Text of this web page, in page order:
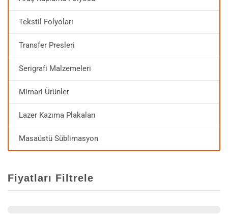
Tekstil Folyoları
Transfer Presleri
Serigrafi Malzemeleri
Mimari Ürünler
Lazer Kazıma Plakaları
Masaüstü Süblimasyon
Fiyatları Filtrele